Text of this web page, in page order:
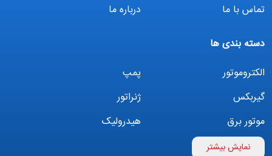
تماس با ما
درباره ما
دسته بندی ها
الکتروموتور
پمپ
گیربکس
ژنراتور
موتور برق
هیدرولیک
اینورترنمایش بیشتر